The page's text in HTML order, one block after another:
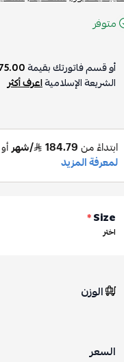
متوفر
أو قسم فاتورتك بقيمة475.00
الشريعة الإسلاميةاعرف أكثر
Size
*
اختر
الوزن
السعر